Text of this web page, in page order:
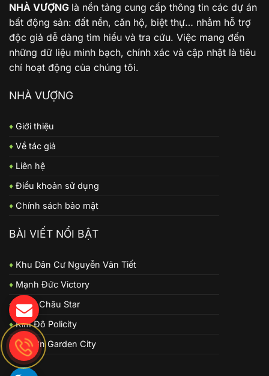
NHÀ VƯỢNG là nền tảng cung cấp thông tin các dự án
bất động sản: đất nền, căn hộ, biệt thự… nhằm hỗ trợ
độc giả dễ dàng tìm hiểu và tra cứu. Việc mang đến
những dữ liệu minh bạch, chính xác và cập nhật là tiêu
chí hoạt động của chúng tôi.
NHÀ VƯỢNG
♦ Giới thiệu
♦ Về tác giả
♦ Liên hệ
♦ Điều khoản sử dụng
♦ Chính sách bảo mật
BÀI VIẾT NỔI BẬT
♦ Khu Dân Cư Nguyễn Văn Tiết
♦ Mạnh Đức Victory
♦ Long Châu Star
♦ Kim Đô Policity
♦ Từ Sơn Garden City